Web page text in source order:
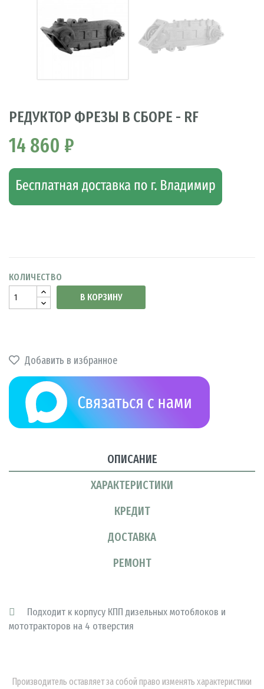
РЕДУКТОР ФРЕЗЫ В СБОРЕ - RF
14 860 ₽
КОЛИЧЕСТВО
В КОРЗИНУ
Добавить в избранное
ОПИСАНИЕ
ХАРАКТЕРИСТИКИ
КРЕДИТ
ДОСТАВКА
РЕМОНТ
Подходит к корпусу КПП дизельных мотоблоков и
мототракторов на 4 отверстия
Производитель оставляет за собой право изменять характеристики